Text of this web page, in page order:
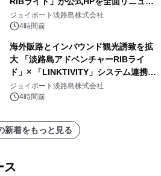
アル！ ～スマホで即予約完了の「スマ
ート設計」へ刷新～
ジョイポート淡路島株式会社
4時間前
海外販路とインバウンド観光誘致を拡
大 「淡路島アドベンチャーRIBライ
ド」× 「LINKTIVITY」システム連携を
開始！
ジョイポート淡路島株式会社
4時間前
新着をもっと見る
ス